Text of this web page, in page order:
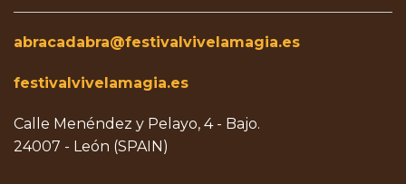
abracadabra@festivalvivelamagia.es
festivalvivelamagia.es
Calle Menéndez y Pelayo, 4 - Bajo.
24007 - León (SPAIN)